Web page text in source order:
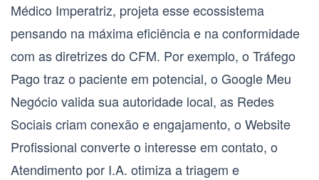
Médico Imperatriz, projeta esse ecossistema
pensando na máxima eficiência e na conformidade
com as diretrizes do CFM. Por exemplo, o Tráfego
Pago traz o paciente em potencial, o Google Meu
Negócio valida sua autoridade local, as Redes
Sociaiscriam conexão e engajamento, o Website
Profissional converte o interesse em contato, o
Atendimento por I.A. otimiza a triagem e